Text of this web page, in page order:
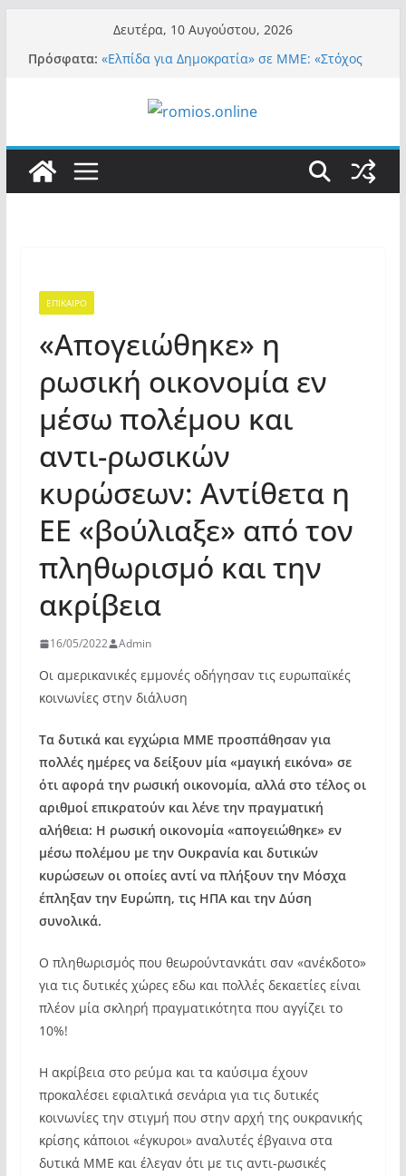
περιεχόμενο
Δευτέρα, 10 Αυγούστου, 2026
Πρόσφατα: «Ελπίδα για Δημοκρατία» σε ΜΜΕ: «Στόχος
το διεφθαρμένο σύστημα εξουσίας»
«Αιχμηρή» τοποθέτηση από την Μαρία
Θ.Αυγερινό και όσους αποχώρησαν από την
Α.Φάουτσι: Στις ΗΠΑ τον συνέλαβαν για τα
ΕΠΙΚΑΙΡΟ
«Απογειώθηκε» η
ρωσική οικονομία εν
μέσω πολέμου και
αντι-ρωσικών
κυρώσεων: Αντίθετα η
ΕΕ «βούλιαξε» από τον
πληθωρισμό και την
ακρίβεια
16/05/2022 Admin
Οι αμερικανικές εμμονές οδήγησαν τις ευρωπαϊκές
κοινωνίες στην διάλυση
Τα δυτικά και εγχώρια ΜΜΕ προσπάθησαν για
πολλές ημέρες να δείξουν μία «μαγική εικόνα» σε
ότι αφορά την ρωσική οικονομία, αλλά στο τέλος οι
αριθμοί επικρατούν και λένε την πραγματική
αλήθεια: Η ρωσική οικονομία «απογειώθηκε» εν
μέσω πολέμου με την Ουκρανία και δυτικών
κυρώσεων οι οποίες αντί να πλήξουν την Μόσχα
έπληξαν την Ευρώπη, τις ΗΠΑ και την Δύση
συνολικά.
Ο πληθωρισμός που θεωρούντανκάτι σαν «ανέκδοτο»
για τις δυτικές χώρες εδω και πολλές δεκαετίες είναι
πλέον μία σκληρή πραγματικότητα που αγγίζει το
10%!
Η ακρίβεια στο ρεύμα και τα καύσιμα έχουν
προκαλέσει εφιαλτικά σενάρια για τις δυτικές
κοινωνίες την στιγμή που στην αρχή της ουκρανικής
κρίσης κάποιοι «έγκυροι» αναλυτές έβγαινα στα
δυτικά ΜΜΕ και έλεγαν ότι με τις αντι-ρωσικές